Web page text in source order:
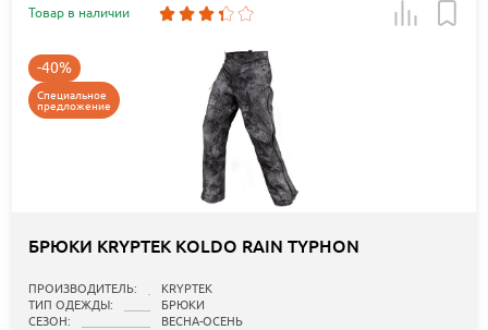
Товар в наличии
-40%
Специальное
предложение
БРЮКИ KRYPTEK KOLDO RAIN TYPHON
ПРОИЗВОДИТЕЛЬ:
KRYPTEK
ТИП ОДЕЖДЫ:
БРЮКИ
СЕЗОН:
ВЕСНА-ОСЕНЬ